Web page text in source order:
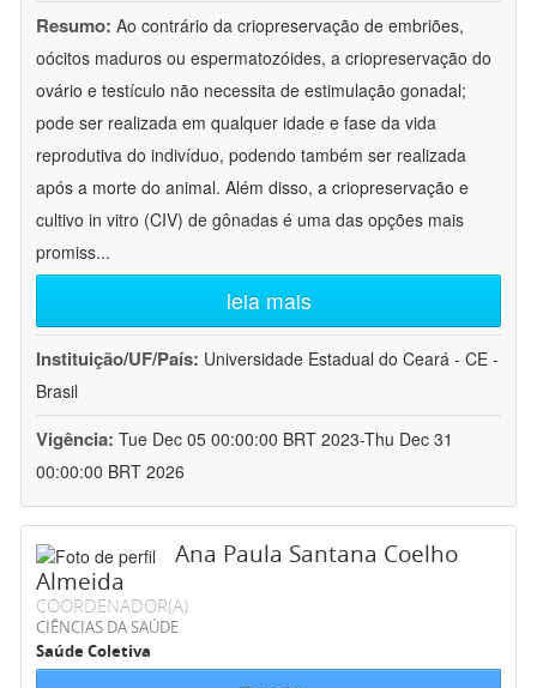
Resumo: Ao contrário da criopreservação de embriões,
oócitos maduros ou espermatozóides, a criopreservação do
ovário e testículo não necessita de estimulação gonadal;
pode ser realizada em qualquer idade e fase da vida
reprodutiva do indivíduo, podendo também ser realizada
após a morte do animal. Além disso, a criopreservação e
cultivo in vitro (CIV) de gônadas é uma das opções mais
promiss...
leia mais
Instituição/UF/País: Universidade Estadual do Ceará - CE -
Brasil
Vigência: Tue Dec 05 00:00:00 BRT 2023-Thu Dec 31
00:00:00 BRT 2026
Ana Paula Santana Coelho
Almeida
COORDENADOR(A)
CIÊNCIAS DA SAÚDE
Saúde Coletiva